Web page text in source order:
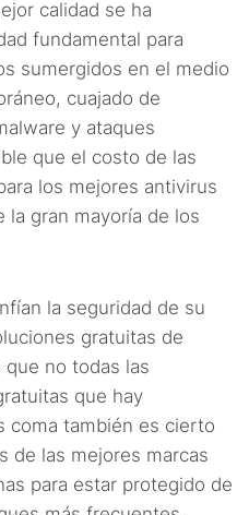
calidad se ha
fundamental para
sumergidos en el medio
cuajado de
y ataques
que el costo de las
los mejores antivirus
la gran mayoría de los
la seguridad de su
gratuitas de
no todas las
que hay
coma también es cierto
de las mejores marcas
para estar protegido de